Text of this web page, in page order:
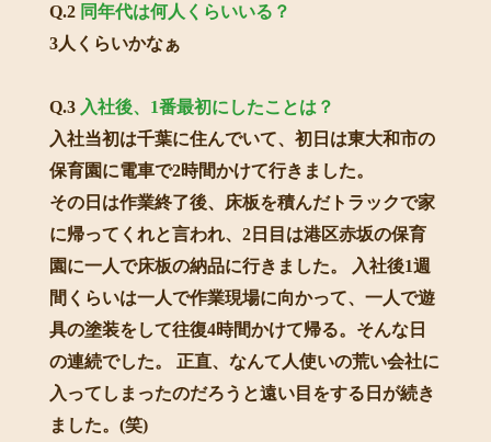
Q.2 同年代は何人くらいいる？
3人くらいかなぁ
Q.3 入社後、1番最初にしたことは？
入社当初は千葉に住んでいて、初日は東大和市の
保育園に電車で2時間かけて行きました。
その日は作業終了後、床板を積んだトラックで家
に帰ってくれと言われ、2日目は港区赤坂の保育
園に一人で床板の納品に行きました。 入社後1週
間くらいは一人で作業現場に向かって、一人で遊
具の塗装をして往復4時間かけて帰る。そんな日
の連続でした。 正直、なんて人使いの荒い会社に
入ってしまったのだろうと遠い目をする日が続き
ました。(笑)